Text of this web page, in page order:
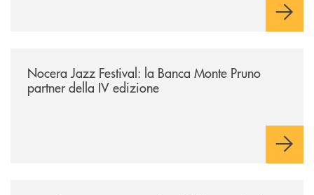
Nocera Jazz Festival: la Banca Monte Pruno
partner della IV edizione